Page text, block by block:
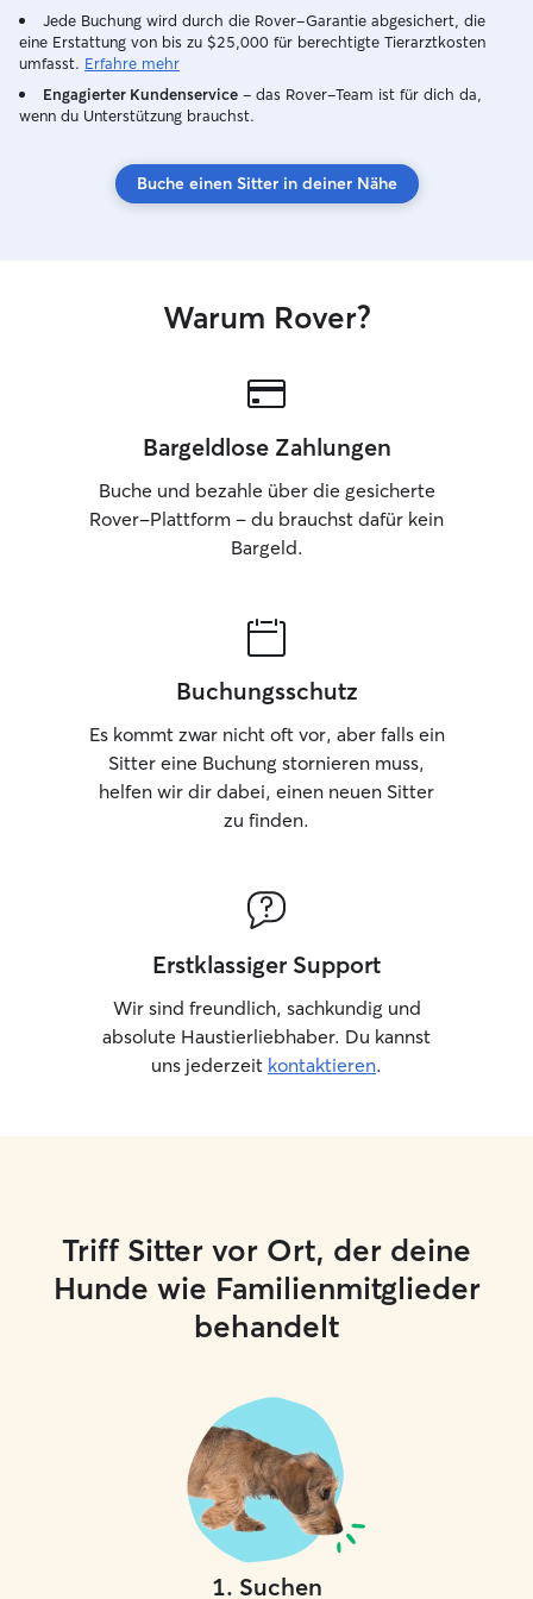
Jede Buchung wird durch die Rover-Garantie abgesichert, die
eine Erstattung von bis zu $25,000 für berechtigte Tierarztkosten
umfasst. Erfahre mehr
Engagierter Kundenservice – das Rover-Team ist für dich da,
wenn du Unterstützung brauchst.
Buche einen Sitter in deiner Nähe
Warum Rover?
Bargeldlose Zahlungen
Buche und bezahle über die gesicherte
Rover-Plattform – du brauchst dafür kein
Bargeld.
Buchungsschutz
Es kommt zwar nicht oft vor, aber falls ein
Sitter eine Buchung stornieren muss,
helfen wir dir dabei, einen neuen Sitter
zu finden.
Erstklassiger Support
Wir sind freundlich, sachkundig und
absolute Haustierliebhaber. Du kannst
uns jederzeit kontaktieren.
Triff Sitter vor Ort, der deine
Hunde wie Familienmitglieder
behandelt
1. Suchen